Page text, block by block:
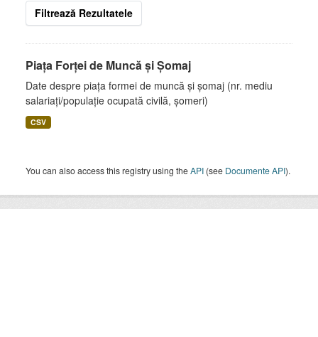
Filtrează Rezultatele
Piața Forței de Muncă și Șomaj
Date despre piața formei de muncă și șomaj (nr. mediu
salariați/populație ocupată civilă, șomeri)
CSV
You can also access this registry using theAPI (see Documente API).